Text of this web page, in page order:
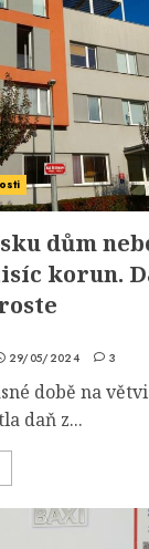
dům
korun.
29/05/2024 3
době na
daň z...